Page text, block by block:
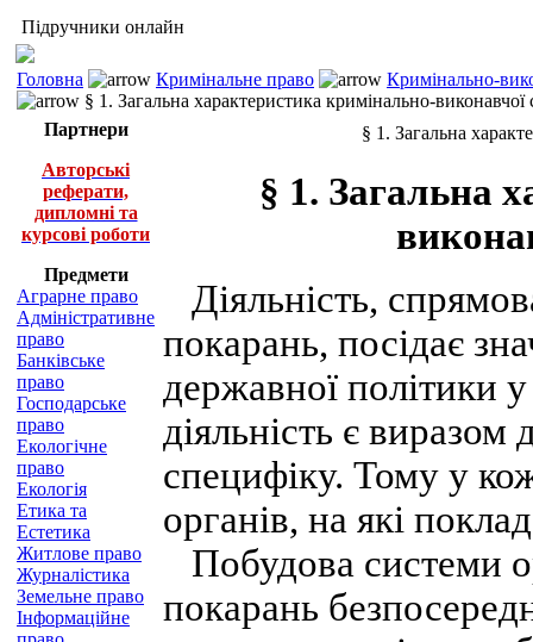
Підручники онлайн
Головна Кримінальне право
Кримінально-
§ 1. Загальна характеристика кримінально-
Партнери
Авторські
реферати,
дипломні та
курсові роботи
Предмети
Аграрне право
Адміністративне
право
Банківське
право
Господарське
право
Екологічне
право
Екологія
Етика та
Естетика
Житлове право
Журналістика
Земельне право
Інформаційне
§ 1. Загальна
§ 1. Загальна
Діяльність,
покарань, посідає
державної політики
діяльність є
специфіку. Тому у
органів, на які
Побудова системи
покарань